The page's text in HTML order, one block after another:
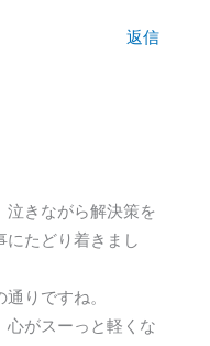
返信
泣きながら解決策を
にたどり着きまし
りですね。
心がスーっと軽くな